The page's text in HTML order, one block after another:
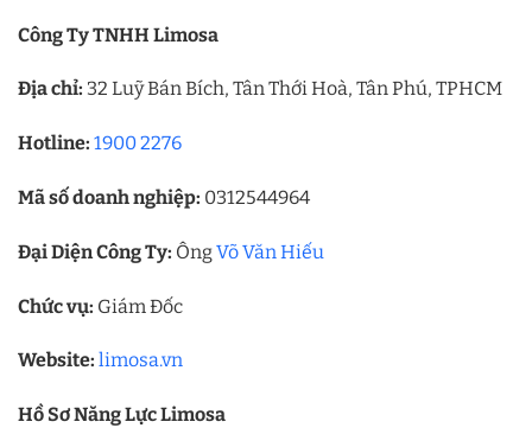
Công Ty TNHH Limosa
Địa chỉ: 32 Luỹ Bán Bích, Tân Thới Hoà, Tân Phú, TPHCM
Hotline: 1900 2276
Mã số doanh nghiệp: 0312544964
Đại Diện Công Ty: ÔngVõ Văn Hiếu
Chức vụ: Giám Đốc
Website: limosa.vn
Hồ Sơ Năng Lực Limosa